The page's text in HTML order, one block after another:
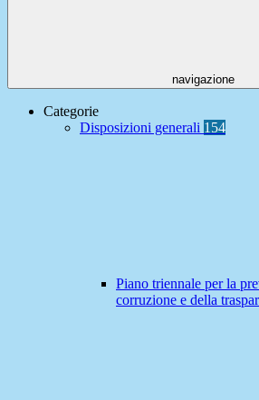
navigazione
Categorie
Disposizioni generali 154
Piano triennale per la
corruzione e della